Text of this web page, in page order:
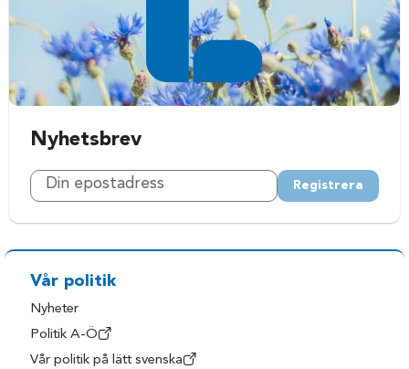
Nyhetsbrev
Registrera
Vår politik
Nyheter
Politik A-Ö
Vår politik på lätt svenska